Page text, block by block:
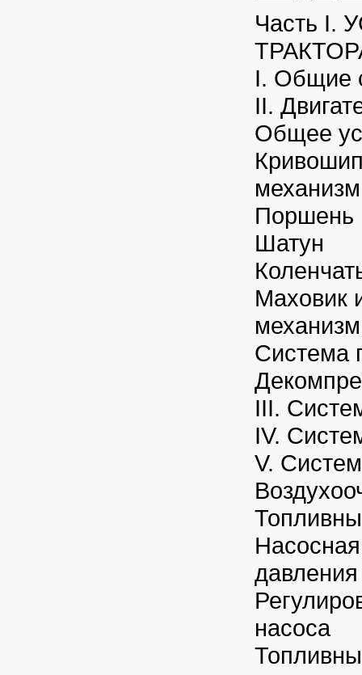
Часть I.
I. Общие
II.
Общее
механизм
Поршень
Шатун
Маховик
механизм
Система
III.
IV.
V.
давления
насоса